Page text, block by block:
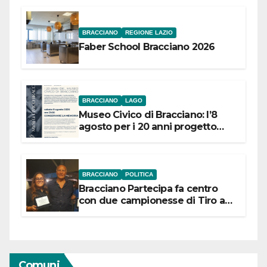
BRACCIANO REGIONE LAZIO
Faber School Bracciano 2026
BRACCIANO LAGO
Museo Civico di Bracciano: l’8
agosto per i 20 anni progetto
BRACCIANO POLITICA
Bracciano Partecipa fa centro
con due campionesse di Tiro a